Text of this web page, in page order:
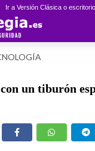
Ir a Versión Clásica o escritorio
con un tiburón